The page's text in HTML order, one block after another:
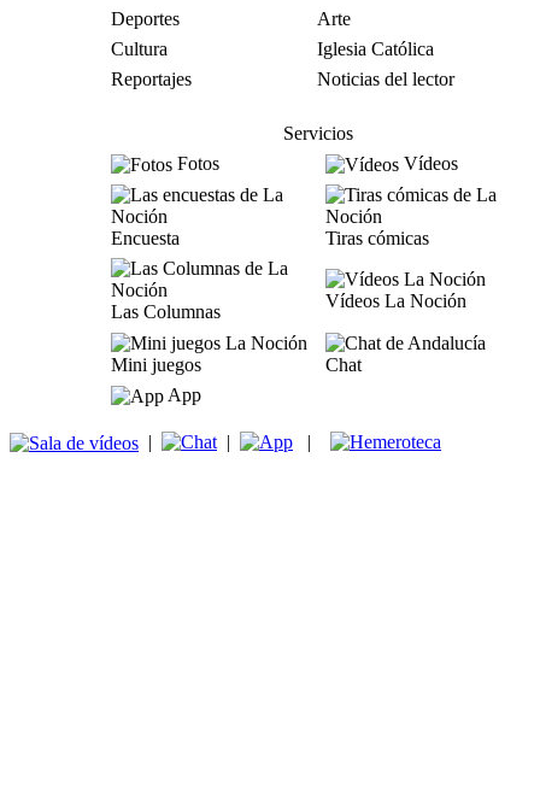
Deportes
Arte
Cultura
Iglesia Católica
Reportajes
Noticias del lector
Servicios
Fotos
Vídeos
Encuesta Tiras cómicas
Las Columnas
Vídeos La Noción
Mini juegos
Chat
App
| | |